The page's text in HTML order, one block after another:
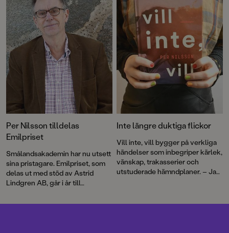
Per Nilsson tilldelas
Emilpriset
Smålandsakademin har nu utsett
sina pristagare. Emilpriset, som
delas ut med stöd av Astrid
Lindgren AB, går i år till
Inte längre duktiga flickor
Vill inte, vill bygger på verkliga
händelser som inbegriper kärlek,
vänskap, trakasserier och
utstuderade hämndplaner. – Jag